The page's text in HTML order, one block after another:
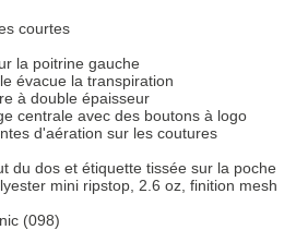
courtes
la poitrine gauche
évacue la transpiration
à double épaisseur
centrale avec des boutons à logo
d'aération sur les coutures
du dos et étiquette tissée sur la poche
mini ripstop, 2.6 oz, finition mesh
(098)